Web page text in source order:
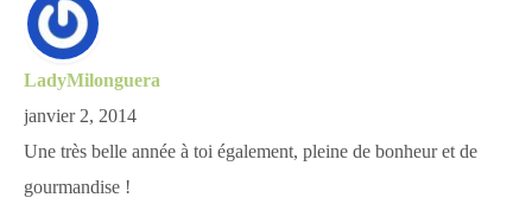
LadyMilonguera
janvier 2, 2014
Une très belle année à toi également, pleine de bonheur et de
gourmandise !